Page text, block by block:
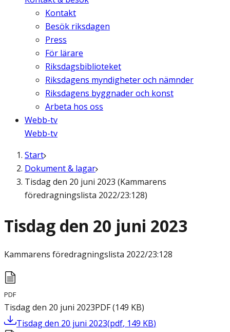
Kontakt
Besök riksdagen
Press
För lärare
Riksdagsbiblioteket
Riksdagens myndigheter och nämnder
Riksdagens byggnader och konst
Arbeta hos oss
Webb-tv
Webb-tv
Start
Dokument & lagar
Tisdag den 20 juni 2023 (Kammarens
föredragningslista 2022/23:128)
Tisdag den 20 juni 2023
Kammarens föredragningslista 2022/23:128
PDF
Tisdag den 20 juni 2023PDF(149 KB)
Tisdag den 20 juni 2023(pdf, 149 KB)